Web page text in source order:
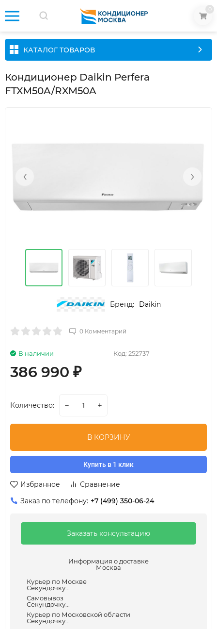
КАТАЛОГ ТОВАРОВ
Кондиционер Daikin Perfera
FTXM50A/RXM50A
‹ ›
Бренд: Daikin
0 Комментарий
Код: 252737
В наличии
386 990 ₽
Количество:
В КОРЗИНУ
Купить в 1 клик
Избранное
Сравнение
Заказ по телефону: +7 (499) 350-06-24
Заказать консультацию
Информация о доставке
Москва
Курьер по Москве
Секундочку...
Самовывоз
Секундочку...
Курьер по Московской области
Секундочку...